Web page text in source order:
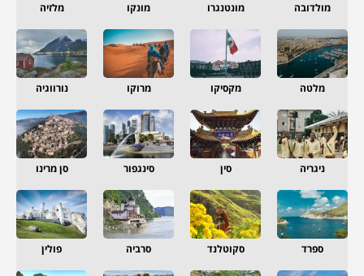
מולדובה מונטנגרו מונקו מלזיה
מלטה מקסיקו מרוקו נורווגיה
ניגריה סין סינגפור סן מרינו
ספרד סקוטלנד סרביה פולין